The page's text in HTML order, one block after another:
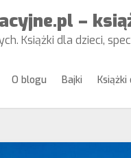
–
Książki dla dzieci,
O blogu Bajki Książki